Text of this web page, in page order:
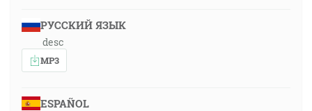
РУССКИЙ ЯЗЫК
desc
MP3
ESPAÑOL